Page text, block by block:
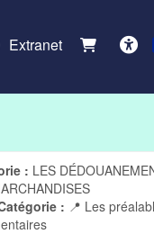
Extranet
: LES
: 📍 Les